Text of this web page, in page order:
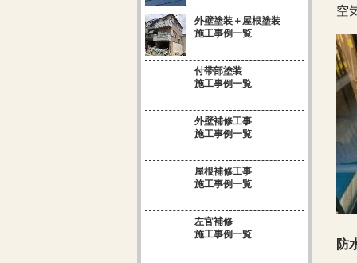
空
防
外壁塗装＋屋根塗装
施工事例一覧
付帯部塗装
施工事例一覧
外壁補修工事
施工事例一覧
屋根補修工事
施工事例一覧
左官補修
施工事例一覧